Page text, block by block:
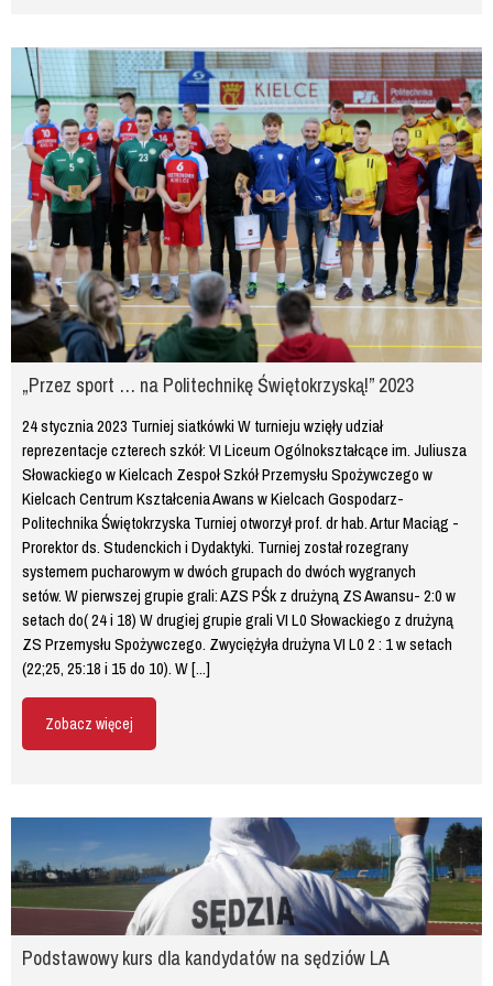
„Przez sport … na Politechnikę Świętokrzyską!” 2023
24 stycznia 2023 Turniej siatkówki W turnieju wzięły udział
reprezentacje czterech szkół: VI Liceum Ogólnokształcące im. Juliusza
Słowackiego w Kielcach Zespoł Szkół Przemysłu Spożywczego w
Kielcach Centrum Kształcenia Awans w Kielcach Gospodarz-
Politechnika Świętokrzyska Turniej otworzył prof. dr hab. Artur Maciąg -
Prorektor ds. Studenckich i Dydaktyki. Turniej został rozegrany
systemem pucharowym w dwóch grupach do dwóch wygranych
setów. W pierwszej grupie grali: AZS PŚk z drużyną ZS Awansu- 2:0 w
setach do( 24 i 18) W drugiej grupie grali VI L0 Słowackiego z drużyną
ZS Przemysłu Spożywczego. Zwyciężyła drużyna VI L0 2 : 1 w setach
(22;25, 25:18 i 15 do 10). W [...]
Zobacz więcej
Podstawowy kurs dla kandydatów na sędziów LA